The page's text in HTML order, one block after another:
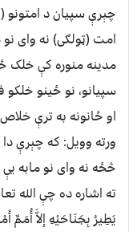
چېرې سپيان د امتونو
امت (ټولګی) نه وای نو
مدینه منوره کې خلک
سپیانو، نو ځینو خلکو
او ځانونه به ترې
ورته وویل: که چېرې دا
څځه نه وای نو مابه
ته اشاره ده چې الله
يَطِيرُ بِجَنَاحَيْهِ إلاَّ أُمَمٌ